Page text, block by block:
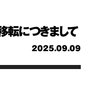
転につきまして
2025.09.09